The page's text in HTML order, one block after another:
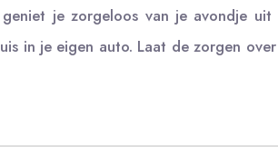
je zorgeloos van je avondje uit
in je eigen auto. Laat de zorgen